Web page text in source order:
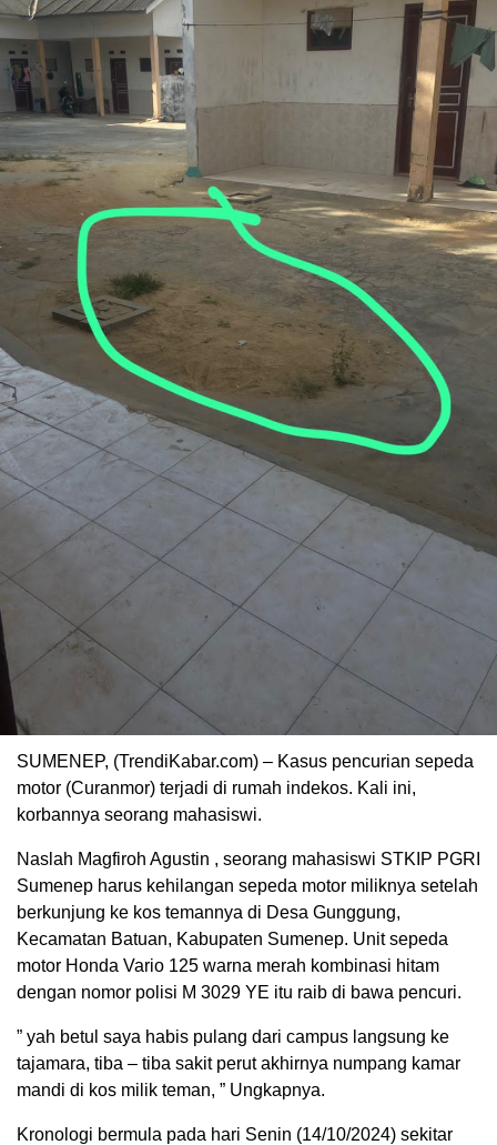
SUMENEP, (TrendiKabar.com) – Kasus pencurian sepeda
motor (Curanmor) terjadi di rumah indekos. Kali ini,
korbannya seorang mahasiswi.
Naslah Magfiroh Agustin , seorang mahasiswi STKIP PGRI
Sumenep harus kehilangan sepeda motor miliknya setelah
berkunjung ke kos temannya di Desa Gunggung,
Kecamatan Batuan, Kabupaten Sumenep. Unit sepeda
motor Honda Vario 125 warna merah kombinasi hitam
dengan nomor polisi M 3029 YE itu raib di bawa pencuri.
” yah betul saya habis pulang dari campus langsung ke
tajamara, tiba – tiba sakit perut akhirnya numpang kamar
mandi di kos milik teman, ” Ungkapnya.
Kronologi bermula pada hari Senin (14/10/2024) sekitar